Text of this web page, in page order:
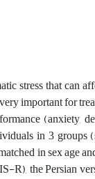
stress that can
important for
(anxiety,
in 3 groups
in sex age
R), the Persian